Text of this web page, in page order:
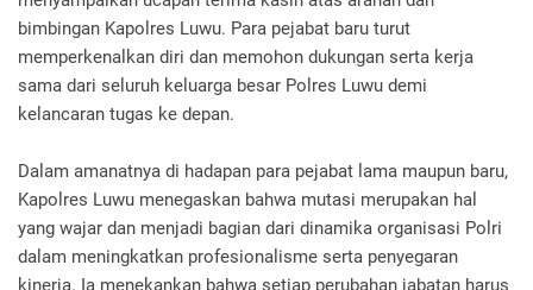
bimbingan Kapolres Luwu. Para pejabat baru turut
memperkenalkan diri dan memohon dukungan serta kerja
sama dari seluruh keluarga besar Polres Luwu demi
kelancaran tugas ke depan.
Dalam amanatnya di hadapan para pejabat lama maupun baru,
Kapolres Luwu menegaskan bahwa mutasi merupakan hal
yang wajar dan menjadi bagian dari dinamika organisasi Polri
dalam meningkatkan profesionalisme serta penyegaran
kinerja. Ia menekankan bahwa setiap perubahan jabatan harus